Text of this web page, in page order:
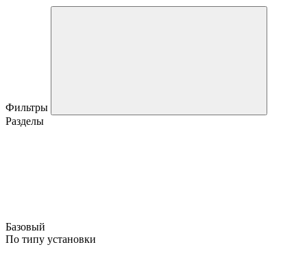
Фильтры
Разделы
Базовый
По типу установки